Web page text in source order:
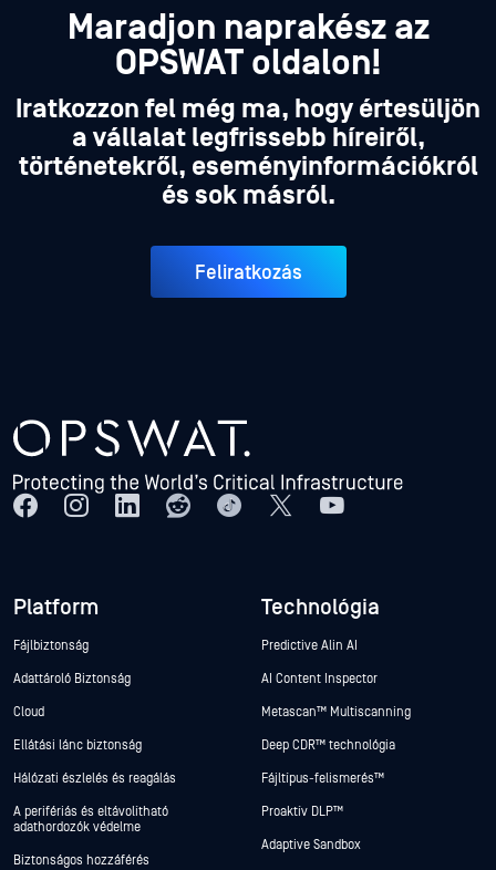
Maradjon naprakész az
OPSWAT oldalon!
Iratkozzon fel még ma, hogy értesüljön
a vállalat legfrissebb híreiről,
történetekről, eseményinformációkról
és sok másról.
Feliratkozás
Platform
Fájlbiztonság
Adattároló Biztonság
Cloud
Ellátási lánc biztonság
Hálózati észlelés és reagálás
A perifériás és eltávolítható
adathordozók védelme
Biztonságos hozzáférés
Technológia
Predictive Alin AI
AI Content Inspector
Metascan™ Multiscanning
Deep CDR™ technológia
Fájltípus-felismerés™
Proaktív DLP™
Adaptive Sandbox